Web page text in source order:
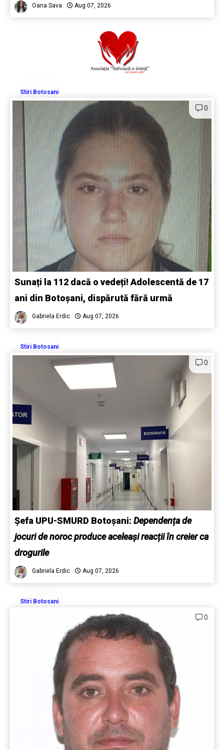
Oana Sava Aug 07, 2026
Stiri Botosani
0
Sunați la 112 dacă o vedeți! Adolescentă de 17
ani din Botoșani, dispărută fără urmă
Gabriela Erdic Aug 07, 2026
Stiri Botosani
0
Șefa UPU-SMURD Botoșani: Dependența de
jocuri de noroc produce aceleași reacții în creier ca
drogurile
Gabriela Erdic Aug 07, 2026
Stiri Botosani
0